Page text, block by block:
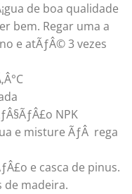
de boa qualidade
bem. Regar uma a
e atÃƒÂ© 3 vezes
NPK
e misture ÃƒÂ rega
e casca de pinus.
de madeira.